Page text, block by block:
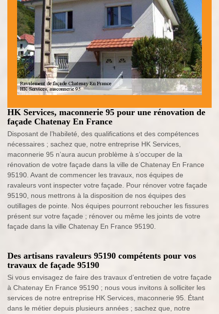
HK Services, maconnerie 95 pour une rénovation de
façade Chatenay En France
Disposant de l’habileté, des qualifications et des compétences
nécessaires ; sachez que, notre entreprise HK Services,
maconnerie 95 n’aura aucun problème à s’occuper de la
rénovation de votre façade dans la ville de Chatenay En France
95190. Avant de commencer les travaux, nos équipes de
ravaleurs vont inspecter votre façade. Pour rénover votre façade
95190, nous mettrons à la disposition de nos équipes des
outillages de pointe. Nos équipes pourront reboucher les fissures
présent sur votre façade ; rénover ou même les joints de votre
façade dans la ville Chatenay En France 95190.
Des artisans ravaleurs 95190 compétents pour vos
travaux de façade 95190
Si vous envisagez de faire des travaux d’entretien de votre façade
à Chatenay En France 95190 ; nous vous invitons à solliciter les
services de notre entreprise HK Services, maconnerie 95. Étant
dans le métier depuis plusieurs années ; sachez que, notre